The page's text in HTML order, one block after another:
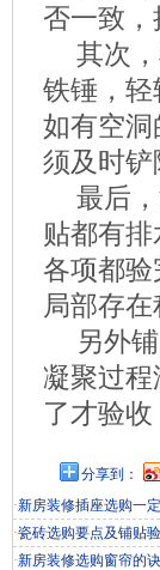
否一致
其次
铁锤，
如有空
须及时
最后
贴都有
各项都
局部存
另外
凝聚过
了才验
分享到：
·新房装修插座选购一
·瓷砖选购要点及铺贴
·新房装修选购窗帘的